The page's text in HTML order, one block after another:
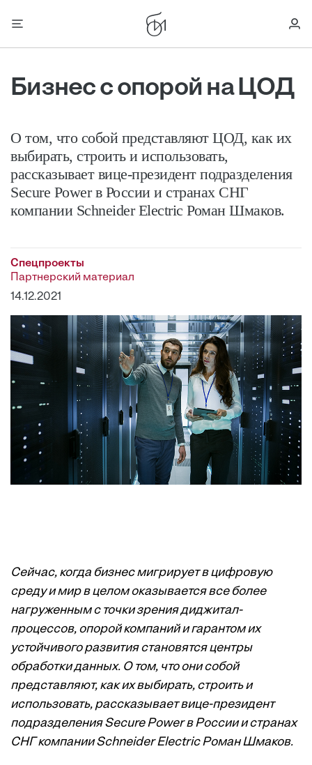
Бизнес с опорой на ЦОД
О том, что собой представляют ЦОД, как их
выбирать, строить и использовать,
рассказывает вице-президент подразделения
Secure Power в России и странах СНГ
компании Schneider Electric Роман Шмаков.
Спецпроекты
Партнерский материал
14.12.2021
Сейчас, когда бизнес мигрирует в цифровую
среду и мир в целом оказывается все более
нагруженным с точки зрения диджитал-
процессов, опорой компаний и гарантом их
устойчивого развития становятся центры
обработки данных. О том, что они собой
представляют, как их выбирать, строить и
использовать, рассказывает вице-президент
подразделения Secure Power в России и странах
СНГ компании Schneider Electric Роман Шмаков.